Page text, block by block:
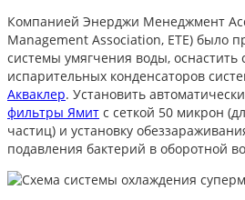
Компанией Энерджи Менеджмент
Management Association, ETE) было
системы умягчения воды, оснастить
испарительных конденсаторов
Акваклер. Установить
фильтры Ямит с сеткой 50 микрон
частиц) и установку
подавления бактерий в оборотной